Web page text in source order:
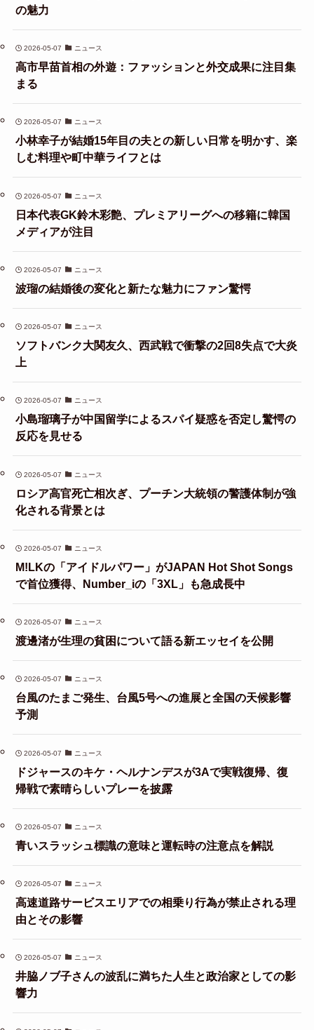
の魅力
2026-05-07 ニュース
高市早苗首相の外遊：ファッションと外交成果に注目集
まる
2026-05-07 ニュース
小林幸子が結婚15年目の夫との新しい日常を明かす、楽
しむ料理や町中華ライフとは
2026-05-07 ニュース
日本代表GK鈴木彩艶、プレミアリーグへの移籍に韓国
メディアが注目
2026-05-07 ニュース
波瑠の結婚後の変化と新たな魅力にファン驚愕
2026-05-07 ニュース
ソフトバンク大関友久、西武戦で衝撃の2回8失点で大炎
上
2026-05-07 ニュース
小島瑠璃子が中国留学によるスパイ疑惑を否定し驚愕の
反応を見せる
2026-05-07 ニュース
ロシア高官死亡相次ぎ、プーチン大統領の警護体制が強
化される背景とは
2026-05-07 ニュース
M!LKの「アイドルパワー」がJAPAN Hot Shot Songs
で首位獲得、Number_iの「3XL」も急成長中
2026-05-07 ニュース
渡邊渚が生理の貧困について語る新エッセイを公開
2026-05-07 ニュース
台風のたまご発生、台風5号への進展と全国の天候影響
予測
2026-05-07 ニュース
ドジャースのキケ・ヘルナンデスが3Aで実戦復帰、復
帰戦で素晴らしいプレーを披露
2026-05-07 ニュース
青いスラッシュ標識の意味と運転時の注意点を解説
2026-05-07 ニュース
高速道路サービスエリアでの相乗り行為が禁止される理
由とその影響
2026-05-07 ニュース
井脇ノブ子さんの波乱に満ちた人生と政治家としての影
響力